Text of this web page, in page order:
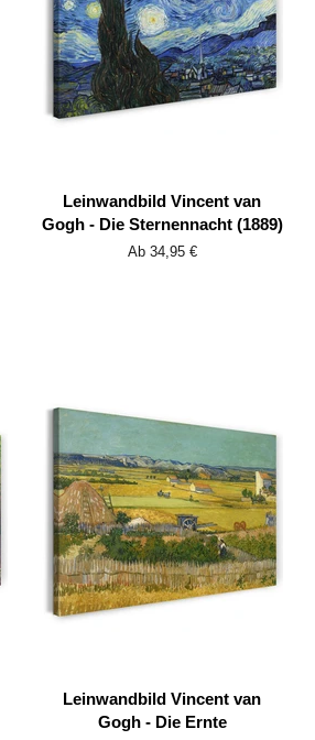
Leinwandbild Vincent van
Gogh - Die Sternennacht (1889)
Ab 34,95 €
Leinwandbild Vincent van
Gogh - Die Ernte